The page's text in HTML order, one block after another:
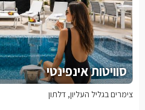
סוויטות אינפינטי
צימרים בגליל העליון, דלתון